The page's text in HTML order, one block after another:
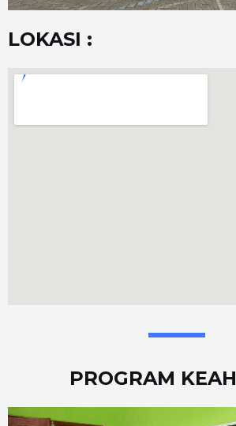
LOKASI :
PROGRAM